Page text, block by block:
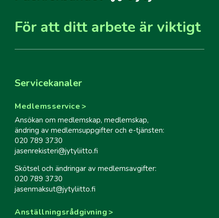
För att ditt arbete är viktigt
Servicekanaler
Medlemsservice
Ansökan om medlemskap, medlemskap,
ändring av medlemsuppgifter och e-tjänsten:
020 789 3730
jasenrekisteri@jytyliitto.fi
Skötsel och ändringar av medlemsavgifter:
020 789 3730
jasenmaksut@jytyliitto.fi
Anställningsrådgivning